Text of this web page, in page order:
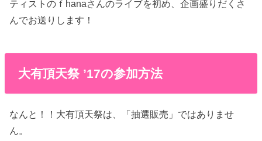
ティストのｆhanaさんのライブを初め、企画盛りだくさ
んでお送りします！
大有頂天祭 ’17の参加方法
なんと！！大有頂天祭は、「抽選販売」ではありませ
ん。